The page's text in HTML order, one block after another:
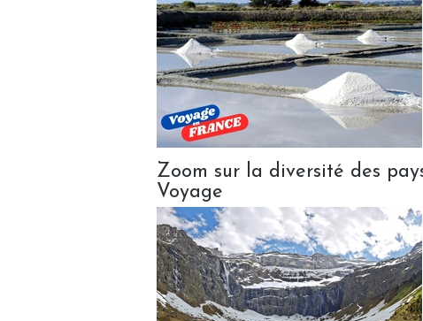
Zoom sur la diversité des
Voyage